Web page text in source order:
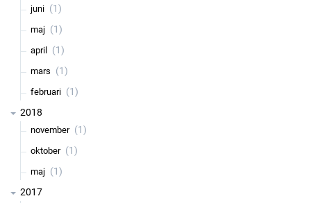
juni (1)
maj (1)
april (1)
mars (1)
februari (1)
2018
november (1)
oktober (1)
maj (1)
2017